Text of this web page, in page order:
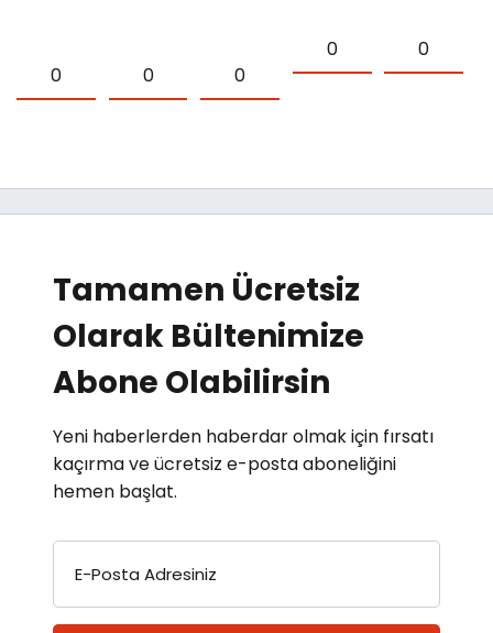
0 0 0
0 0
Tamamen Ücretsiz
Olarak Bültenimize
Abone Olabilirsin
Yeni haberlerden haberdar olmak için fırsatı
kaçırma ve ücretsiz e-posta aboneliğini
hemen başlat.
E-Posta Adresiniz